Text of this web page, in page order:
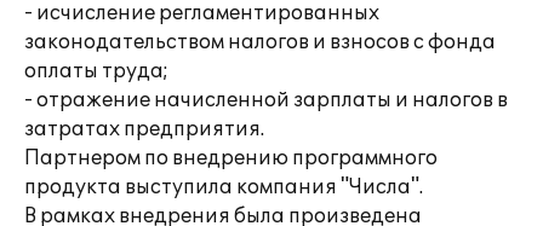
- исчисление регламентированных
законодательством налогов и взносов с фонда
оплаты труда;
- отражение начисленной зарплаты и налогов в
затратах предприятия.
Партнером по внедрению программного
продукта выступила компания "Числа".
В рамках внедрения была произведена